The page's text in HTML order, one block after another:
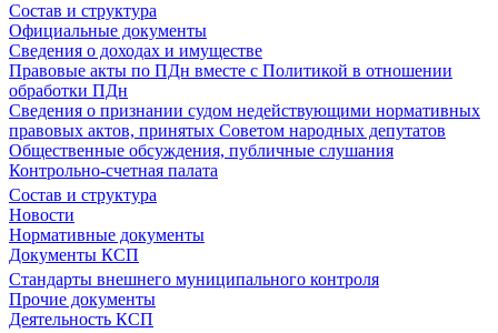
Состав и структура
Официальные документы
Сведения о доходах и имуществе
Правовые акты по ПДн вместе с Политикой в отношении
обработки ПДн
Сведения о признании судом недействующими нормативных
правовых актов, принятых Советом народных депутатов
Общественные обсуждения, публичные слушания
Контрольно-счетная палата
Состав и структура
Новости
Нормативные документы
Документы КСП
Стандарты внешнего муниципального контроля
Прочие документы
Деятельность КСП